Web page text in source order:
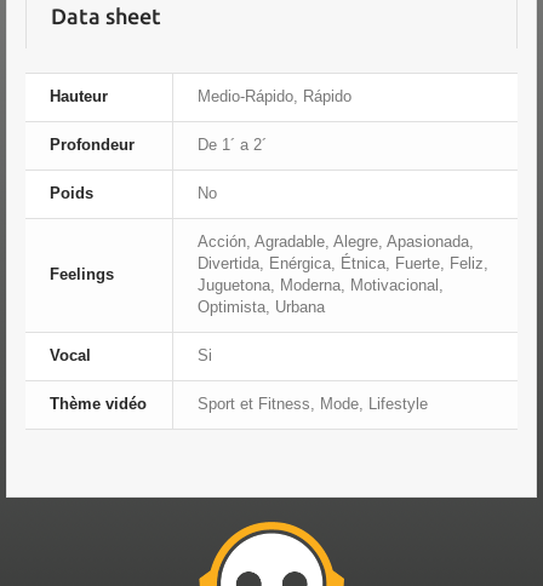
Data sheet
Hauteur Medio-Rápido, Rápido
Profondeur De 1´ a 2´
Poids No
Feelings
Acción, Agradable, Alegre, Apasionada,
Divertida, Enérgica, Étnica, Fuerte, Feliz,
Juguetona, Moderna, Motivacional,
Optimista, Urbana
Vocal Si
Thème vidéo Sport et Fitness, Mode, Lifestyle